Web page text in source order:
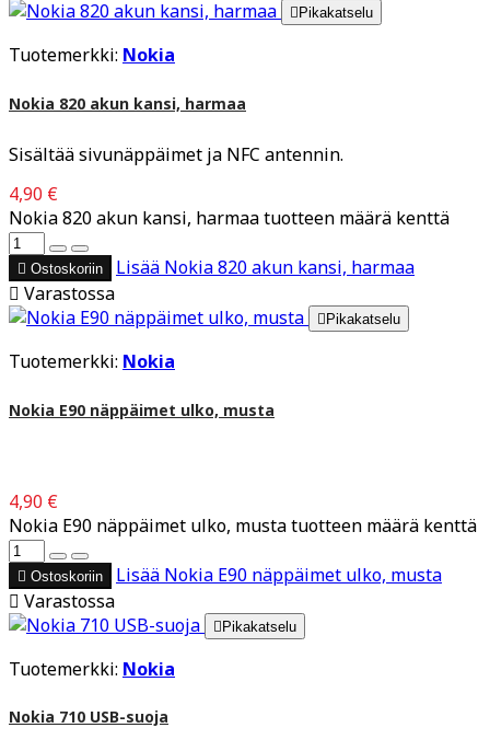
 Pikakatselu
Tuotemerkki: Nokia
Nokia 820 akun kansi, harmaa
Sisältää sivunäppäimet ja NFC antennin.
4,90 €
Nokia 820 akun kansi, harmaa tuotteen määrä kenttä
 Ostoskoriin Lisää Nokia 820 akun kansi, harmaa
 Varastossa
 Pikakatselu
Tuotemerkki: Nokia
Nokia E90 näppäimet ulko, musta
4,90 €
Nokia E90 näppäimet ulko, musta tuotteen määrä kenttä
 Ostoskoriin Lisää Nokia E90 näppäimet ulko, musta
 Varastossa
Pikakatselu
Tuotemerkki: Nokia
Nokia 710 USB-suoja